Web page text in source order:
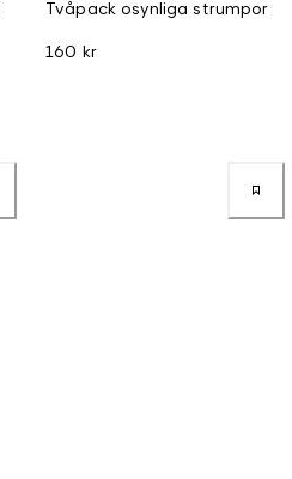
Tvåpack osynliga strumpor
160 kr